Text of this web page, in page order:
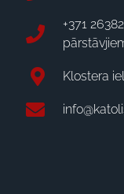
+371
Klostera